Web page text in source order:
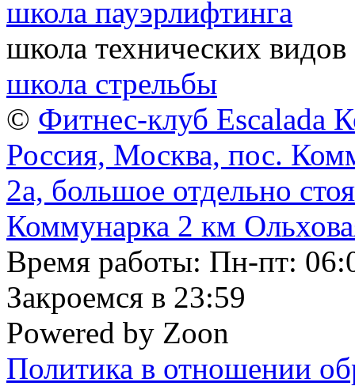
школа пауэрлифтинга
школа технических видов
школа стрельбы
© Фитнес-клуб Escalada
Россия, Москва, пос.
2а, большое отдельно
Коммунарка 2 км
Время работы: Пн-пт:
Закроемся в 23:59
Powered by Zoon
Политика в отношении